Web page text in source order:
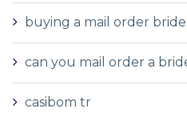
buying a mail order bride
can you mail order a
casibom tr